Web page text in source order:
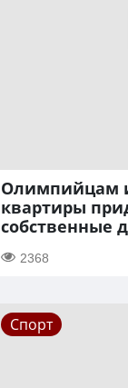
Олимпийцам
квартиры
собственные
2368
Спорт